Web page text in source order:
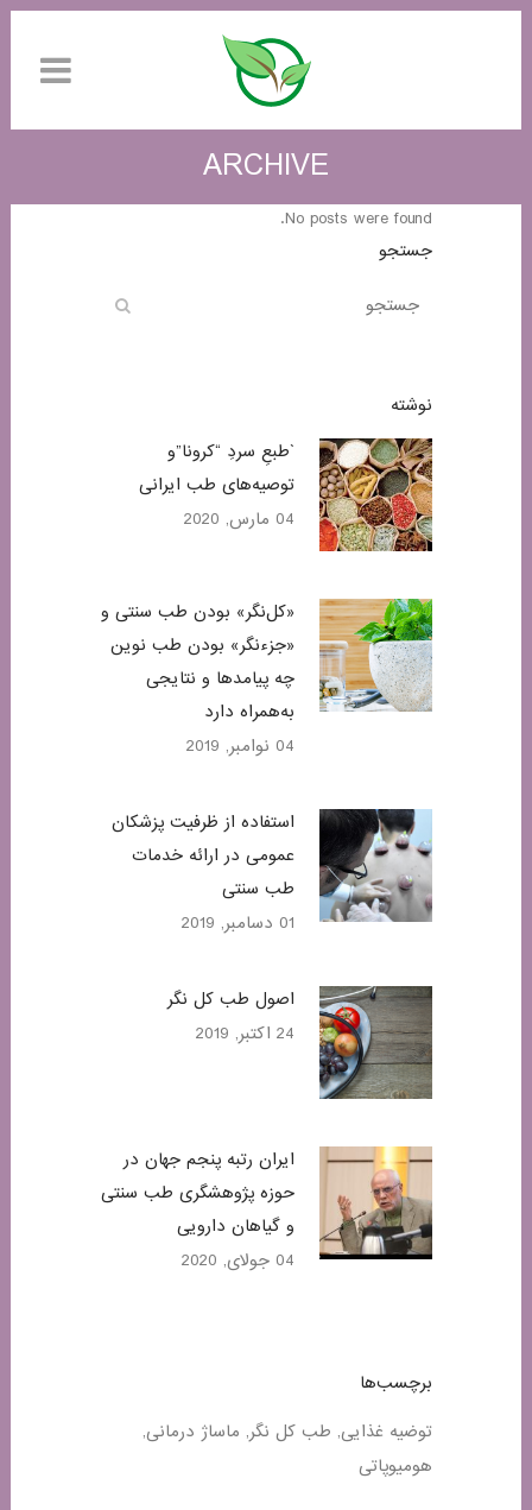
ARCHIVE
No posts were found.
جستجو
نوشته
`طبعِ سردِ “کرونا”و
توصیه‌های طب ایرانی
04 مارس, 2020
«کل‌نگر» بودن طب سنتی و
«جزء‌نگر» بودن طب نوین
چه پیامدها و نتایجی
به‌همراه دارد
04 نوامبر, 2019
استفاده از ظرفیت پزشکان
عمومی در ارائه خدمات
طب سنتی
01 دسامبر, 2019
اصول طب کل نگر
24 اکتبر, 2019
ایران رتبه پنجم جهان در
حوزه پژوهشگری طب سنتی
و گیاهان دارویی
04 جولای, 2020
برچسب‌ها
توضیه غذایی طب کل نگر ماساژ درمانی
هومیوپاتی